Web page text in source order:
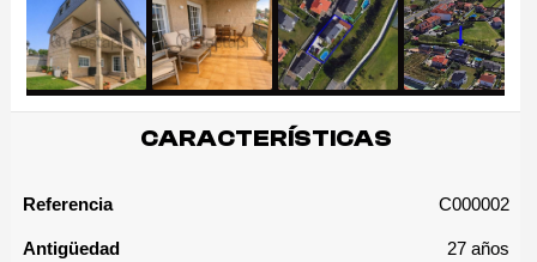
CARACTERÍSTICAS
Referencia C000002
Antigüedad 27 años